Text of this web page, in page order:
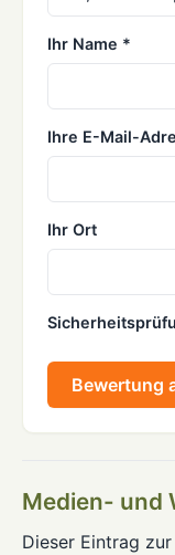
Ihr Name *
Ihre E-Mail-
Ihr Ort
Bewertung
Medien- und
Dieser Eintrag